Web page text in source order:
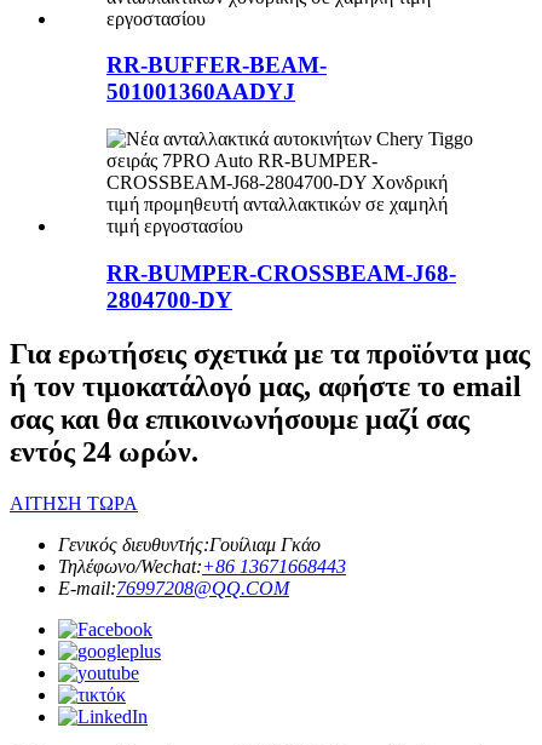
RR-BUFFER-BEAM-
501001360AADYJ
RR-BUMPER-CROSSBEAM-J68-
2804700-DY
Για ερωτήσεις σχετικά με τα προϊόντα μας
ή τον τιμοκατάλογό μας, αφήστε το email
σας και θα επικοινωνήσουμε μαζί σας
εντός 24 ωρών.
ΑΙΤΗΣΗ ΤΩΡΑ
Γενικός διευθυντής:Γουίλιαμ Γκάο
Τηλέφωνο/Wechat:+86 13671668443
E-mail:76997208@QQ.COM